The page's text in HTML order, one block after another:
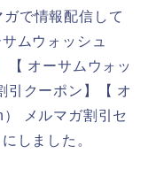
で情報配信して
ムウォッシュ
【 オーサムウォッ
引クーポン】【 オ
メルマガ割引セ
しました。